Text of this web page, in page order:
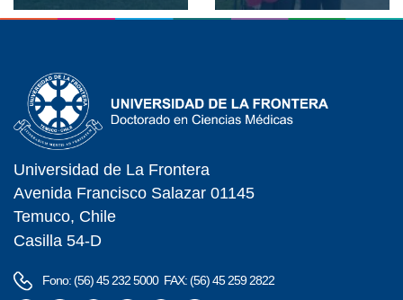
Universidad de La Frontera
Avenida Francisco Salazar 01145
Temuco, Chile
Casilla 54-D
Fono: (56) 45 232 5000 FAX: (56) 45 259 2822